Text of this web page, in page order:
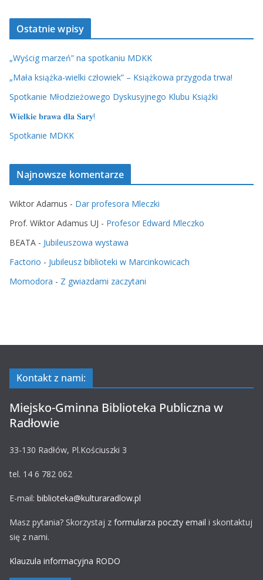
Ostatnie wpisy
„Wyścig marzeń” na spotkaniu MDKK
„Mała książka-wielki człowiek” – Książkowa przygoda trwa!
Spotkanie Młodzieżowego Dyskusyjnego Klubu Książki
𝐖𝐢𝐞𝐥𝐤𝐢𝐞 𝐛𝐫𝐚𝐰𝐚 𝐝𝐥𝐚 𝐒𝐚𝐫𝐲!
Spotkanie MDKK
Najnowsze komentarze
Wiktor Adamus - Dar profesora Mleczki
Prof. Wiktor Adamus UJ - Profesor Edward Mleczko
BEATA - Jubileuszowa wystawa
Factorio - Jubileusz biblioteki w Marcinkowicach
Momodora - Z gwiazdami zaczytani
Kontakt z nami:
Miejsko-Gminna Biblioteka Publiczna w
Radłowie
33-130 Radłów, Pl.Kościuszki 3
tel. 14 6 782 062
E-mail: biblioteka@kulturaradlow.pl
Masz pytania? Skorzystaj z formularza poczty email i skontaktuj
się z nami.
Klauzula informacyjna RODO